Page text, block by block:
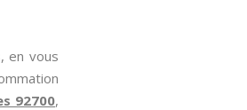
en vous
92700,